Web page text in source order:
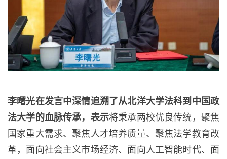
李曙光在发言中深情追溯了从北洋大学法科到中国政
法大学的血脉传承，表示将秉承两校优良传统，聚焦
国家重大需求、聚焦人才培养质量、聚焦法学教育改
革，面向社会主义市场经济、面向人工智能时代、面